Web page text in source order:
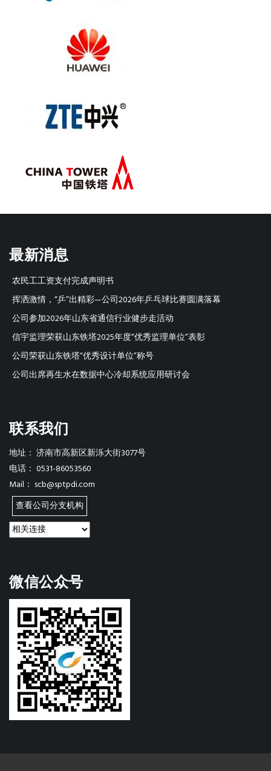
最新消息
农民工工资支付完成声明书
挥洒激情，“乒”出精彩—公司2026年乒乓球比赛圆满落幕
公司参加2026年山东省通信行业健步走活动
信宇监理荣获山东铁塔2025年度“优秀监理单位”表彰
公司荣获山东铁塔“优秀设计单位”称号
公司出席再生水在数据中心冷却系统应用研讨会
联系我们
地址： 济南市高新区新泺大街3077号
电话： 0531-86053560
Mail： scb@sptpdi.com
查看公司分支机构
微信公众号